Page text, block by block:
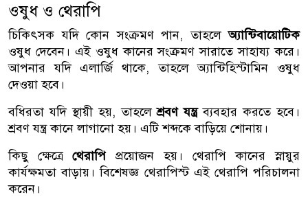
ওষুধ ও থেরাপি
চিকিৎসক যদি কোন সংক্রমণ পান, তাহলেঅ্যান্টিবায়োটিক
ওষুধ দেবেন। এই ওষুধ কানের সংক্রমণ সারাতে সাহায্য করে।
আপনার যদি এলার্জি থাকে, তাহলে অ্যান্টিহিস্টামিন ওষুধ
দেওয়া হবে।
বধিরতা যদি স্থায়ী হয়, তাহলেশ্রবণ যন্ত্রব্যবহার করতে হবে।
শ্রবণ যন্ত্র কানে লাগানো হয়। এটি শব্দকে বাড়িয়ে শোনায়।
কিছু ক্ষেত্রেথেরাপিপ্রয়োজন হয়। থেরাপি কানের স্নায়ুর
কার্যক্ষমতা বাড়ায়। বিশেষজ্ঞ থেরাপিস্ট এই থেরাপি পরিচালনা
করেন।